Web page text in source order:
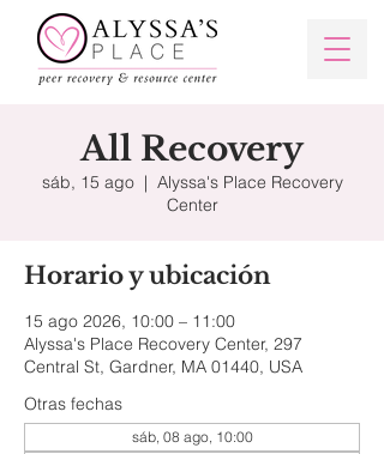
All Recovery
sáb, 15 ago
  |
Alyssa's Place Recovery
Center
Horario y ubicación
15 ago 2026, 10:00 – 11:00
Alyssa's Place Recovery Center, 297
Central St, Gardner, MA 01440, USA
Otras fechas
sáb, 08 ago, 10:00